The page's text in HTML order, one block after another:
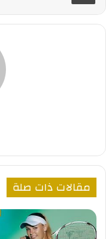
مقالات ذات صلة